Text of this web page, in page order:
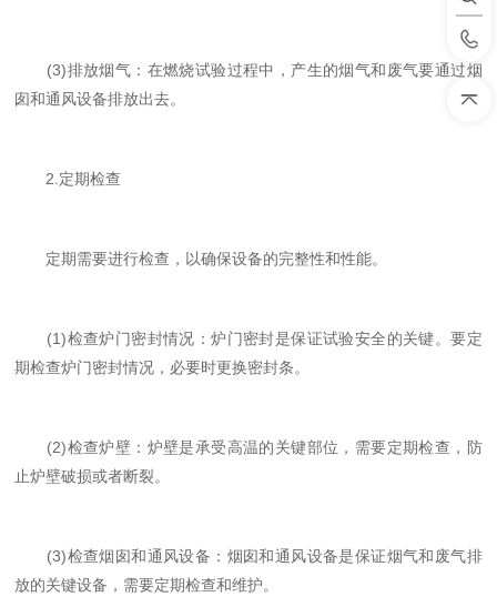
(3)排放烟气：在燃烧试验过程中，产生的烟气和废气要通过烟
囱和通风设备排放出去。
2.定期检查
定期需要进行检查，以确保设备的完整性和性能。
(1)检查炉门密封情况：炉门密封是保证试验安全的关键。要定
期检查炉门密封情况，必要时更换密封条。
(2)检查炉壁：炉壁是承受高温的关键部位，需要定期检查，防
止炉壁破损或者断裂。
(3)检查烟囱和通风设备：烟囱和通风设备是保证烟气和废气排
放的关键设备，需要定期检查和维护。